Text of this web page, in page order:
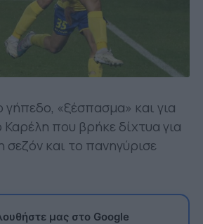
«ξέσπασμα» και για
που βρήκε δίχτυα για
και το πανηγύρισε
μας στο Google